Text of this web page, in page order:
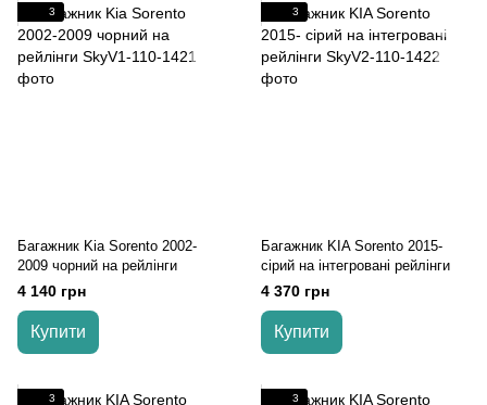
3
Багажник Kia Sorento 2002-
2009 чорний на рейлінги
4 140 грн
Купити
3
Багажник KIA Sorento 2015-
cірий на інтегровані рейлінги
4 370 грн
Купити
3 3